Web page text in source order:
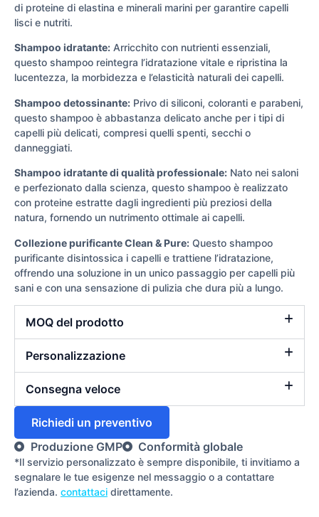
di proteine di elastina e minerali marini per garantire capelli
lisci e nutriti.
Shampoo idratante: Arricchito con nutrienti essenziali,
questo shampoo reintegra l’idratazione vitale e ripristina la
lucentezza, la morbidezza e l’elasticità naturali dei capelli.
Shampoo detossinante: Privo di siliconi, coloranti e parabeni,
questo shampoo è abbastanza delicato anche per i tipi di
capelli più delicati, compresi quelli spenti, secchi o
danneggiati.
Shampoo idratante di qualità professionale: Nato nei saloni
e perfezionato dalla scienza, questo shampoo è realizzato
con proteine estratte dagli ingredienti più preziosi della
natura, fornendo un nutrimento ottimale ai capelli.
Collezione purificante Clean & Pure: Questo shampoo
purificante disintossica i capelli e trattiene l’idratazione,
offrendo una soluzione in un unico passaggio per capelli più
sani e con una sensazione di pulizia che dura più a lungo.
MOQ del prodotto
Personalizzazione
Consegna veloce
Richiedi un preventivo
Produzione GMP
Conformità globale
*Il servizio personalizzato è sempre disponibile, ti invitiamo a
segnalare le tue esigenze nel messaggio o a contattare
l’azienda. contattaci direttamente.